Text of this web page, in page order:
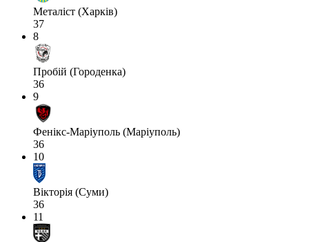
Металіст (Харків)
37
8
Пробій (Городенка)
36
9
Фенікс-Маріуполь (Маріуполь)
36
10
Вікторія (Суми)
36
11